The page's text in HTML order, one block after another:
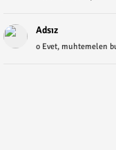
Adsız
o Evet, muhtemelen